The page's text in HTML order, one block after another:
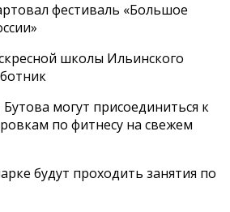
фестиваль «Большое
школы Ильинского
могут присоединиться к
по фитнесу на свежем
будут проходить занятия по